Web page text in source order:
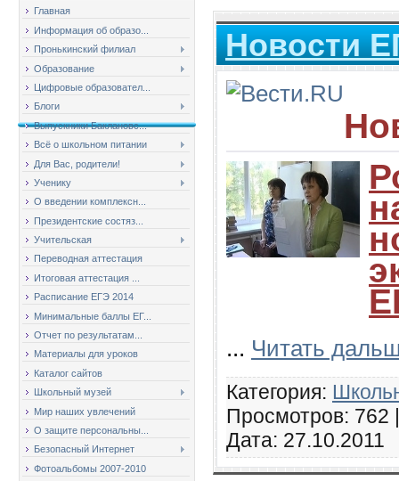
Главная
Информация об образо...
Пронькинский филиал
Образование
Цифровые образовател...
Блоги
Выпускники Баклановс...
Всё о школьном питании
Для Вас, родители!
Ученику
О введении комплексн...
Президентские состяз...
Учительская
Переводная аттестация
Итоговая аттестация ...
Расписание ЕГЭ 2014
Минимальные баллы ЕГ...
Отчет по результатам...
Материалы для уроков
Каталог сайтов
Школьный музей
Мир наших увлечений
О защите персональны...
Безопасный Интернет
Фотоальбомы 2007-2010
Новости
... Читать
Категория:
Просмотров: 762
Дата: 27.10.2011